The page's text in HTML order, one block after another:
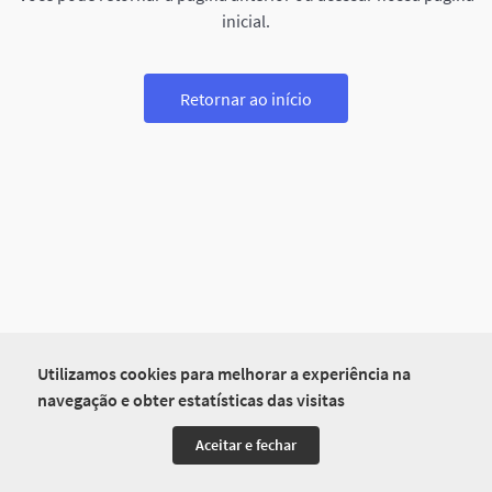
Utilizamos cookies para melhorar a experiência na
navegação e obter estatísticas das visitas
Aceitar e fechar
inicial.
Retornar ao início